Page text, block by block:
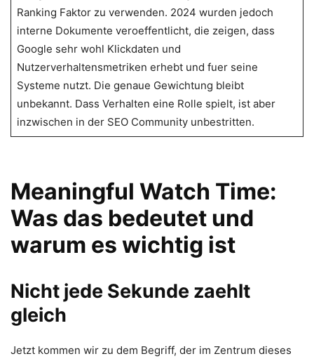
Ranking Faktor zu verwenden. 2024 wurden jedoch
interne Dokumente veroeffentlicht, die zeigen, dass
Google sehr wohl Klickdaten und
Nutzerverhaltensmetriken erhebt und fuer seine
Systeme nutzt. Die genaue Gewichtung bleibt
unbekannt. Dass Verhalten eine Rolle spielt, ist aber
inzwischen in der SEO Community unbestritten.
Meaningful Watch Time:
Was das bedeutet und
warum es wichtig ist
Nicht jede Sekunde zaehlt
gleich
Jetzt kommen wir zu dem Begriff, der im Zentrum dieses